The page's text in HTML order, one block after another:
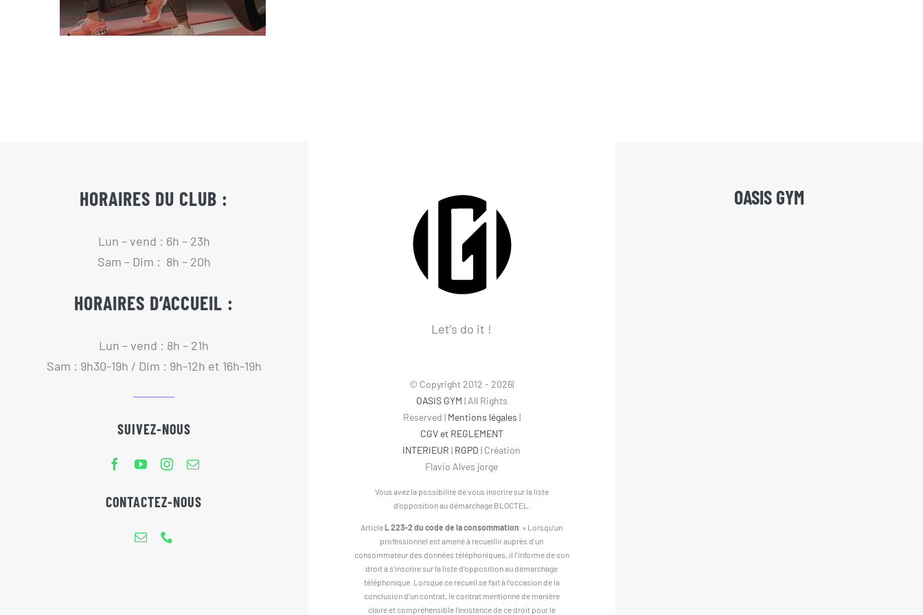
HORAIRES DU CLUB :
Lun – vend : 6h – 23h
Sam – Dim : 8h – 20h
HORAIRES D’ACCUEIL :
Lun – vend : 8h – 21h
Sam : 9h30-19h / Dim : 9h-12h et 16h-19h
SUIVEZ-NOUS
CONTACTEZ-NOUS
Let’s do it !
© Copyright 2012 - 2026|
OASIS GYM | All Rights
Reserved | Mentions légales |
CGV et REGLEMENT
INTERIEUR | RGPD | Création
Flavio Alves jorge
Vous avez la possibilité de vous inscrire sur la liste
d’opposition au démarchage BLOCTEL.
ArticleL 223-2 du code de la consommation » Lorsqu’un
professionnel est amené à recueillir auprès d’un
consommateur des données téléphoniques, il l’informe de son
droit à s’inscrire sur la liste d’opposition au démarchage
téléphonique. Lorsque ce recueil se fait à l’occasion de la
conclusion d’un contrat, le contrat mentionne de manière
claire et compréhensible l’existence de ce droit pour le
OASIS GYM